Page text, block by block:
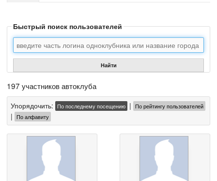
Быстрый поиск пользователей
Найти
197 участников автоклуба
Упорядочить: По последнему посещению | По рейтингу пользователей
| По алфавиту